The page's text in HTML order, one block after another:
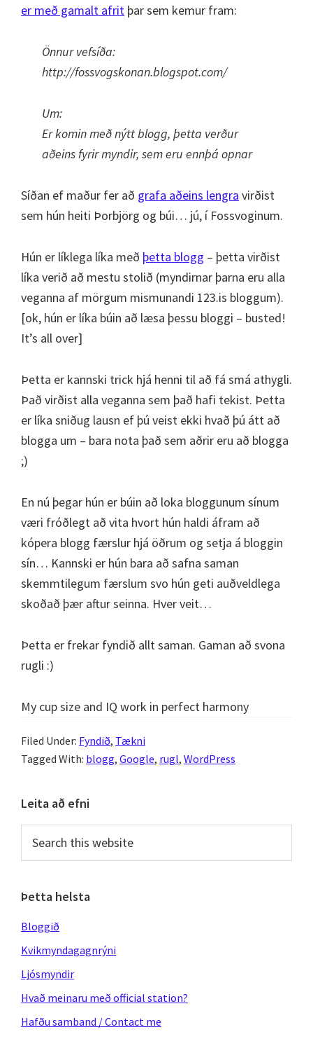
er með gamalt afrit þar sem kemur fram:
Önnur vefsíða:
http://fossvogskonan.blogspot.com/
Um:
Er komin með nýtt blogg, þetta verður
aðeins fyrir myndir, sem eru ennþá opnar
Síðan ef maður fer að grafa aðeins lengra virðist
sem hún heiti Þorbjörg og búi… jú, í Fossvoginum.
Hún er líklega líka með þetta blogg – þetta virðist
líka verið að mestu stolið (myndirnar þarna eru alla
veganna af mörgum mismunandi 123.is bloggum).
[ok, hún er líka búin að læsa þessu bloggi – busted!
It’s all over]
Þetta er kannski trick hjá henni til að fá smá athygli.
Það virðist alla veganna sem það hafi tekist. Þetta
er líka sniðug lausn ef þú veist ekki hvað þú átt að
blogga um – bara nota það sem aðrir eru að blogga
;)
En nú þegar hún er búin að loka bloggunum sínum
væri fróðlegt að vita hvort hún haldi áfram að
kópera blogg færslur hjá öðrum og setja á bloggin
sín… Kannski er hún bara að safna saman
skemmtilegum færslum svo hún geti auðveldlega
skoðað þær aftur seinna. Hver veit…
Þetta er frekar fyndið allt saman. Gaman að svona
rugli :)
My cup size and IQ work in perfect harmony
Filed Under: Fyndið, Tækni
Tagged With: blogg, Google, rugl, WordPress
Primary
Sidebar
Leita að efni
this
Þetta helsta
Bloggið
Kvikmyndagagnrýni
Ljósmyndir
Hvað meinaru með official station?
Hafðu samband / Contact me